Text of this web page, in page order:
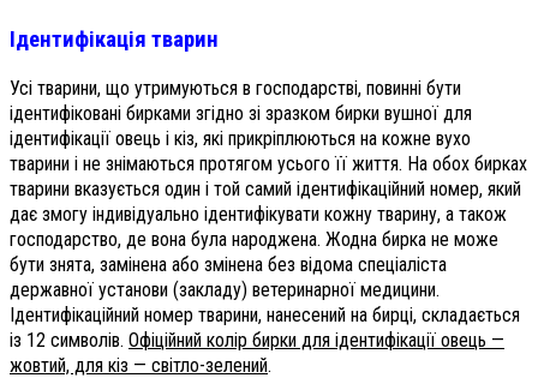
Ідентифікація тварин
Усі тварини, що утримуються в господарстві, повинні бути
ідентифіковані бирками згідно зі зразком бирки вушної для
ідентифікації овець і кіз, які прикріплюються на кожне вухо
тварини і не знімаються протягом усього її життя. На обох бирках
тварини вказується один і той самий ідентифікаційний номер, який
дає змогу індивідуально ідентифікувати кожну тварину, а також
господарство, де вона була народжена. Жодна бирка не може
бути знята, замінена або змінена без відома спеціаліста
державної установи (закладу) ветеринарної медицини.
Ідентифікаційний номер тварини, нанесений на бирці, складається
із 12 символів. Офіційний колір бирки для ідентифікації овець —
жовтий, для кіз — світло-зелений.